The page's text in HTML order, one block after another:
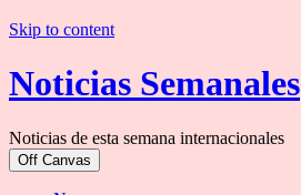
Skip to content
Noticias Semanales
Noticias de esta semana internacionales
Off Canvas